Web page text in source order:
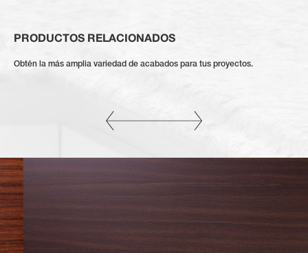
PRODUCTOS RELACIONADOS
Obtén la más amplia variedad de acabados para tus proyectos.